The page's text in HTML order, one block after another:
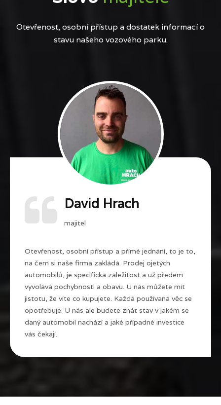
Otevřenost, osobní přístup a dostatek informací o
stavu našeho vozového parku.
David Hrach
majitel
Otevřenost, osobní přístup a přímé jednání, to je to,
na čem si naše firma zakládá. Prodej ojetých
automobilů, je specifická záležitost a už předem
vyvolává pochybnosti a obavu. U nás můžete mít
jistotu, že víte co kupujete. Každá používaná věc se
opotřebuje. U nás ale budete znát stav v jakém se
daný automobil nachází a jaké případné investice
vás čekají.